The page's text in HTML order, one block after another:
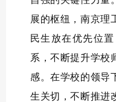
展的枢纽，南京理
民生放在优先位
系，不断提升学校
感。在学校的领导
生关切，不断推进